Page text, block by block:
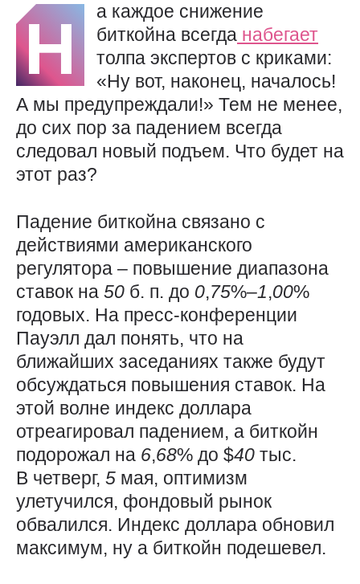
Н
а каждое снижение
биткойна всегда набегает
толпа экспертов с криками:
«Ну вот, наконец, началось!
А мы предупреждали!» Тем не менее,
до сих пор за падением всегда
следовал новый подъем. Что будет на
этот раз?
Падение биткойна связано с
действиями американского
регулятора – повышение диапазона
ставок на 50 б. п. до 0,75%–1,00%
годовых. На пресс-конференции
Пауэлл дал понять, что на
ближайших заседаниях также будут
обсуждаться повышения ставок. На
этой волне индекс доллара
отреагировал падением, а биткойн
подорожал на 6,68% до $40 тыс.
В четверг, 5 мая, оптимизм
улетучился, фондовый рынок
обвалился. Индекс доллара обновил
максимум, ну а биткойн подешевел.